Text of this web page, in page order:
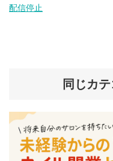
配信停止
同じカ